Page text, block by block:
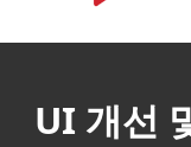
UI 개선